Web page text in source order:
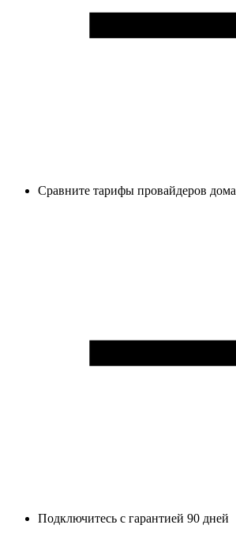
Сравните тарифы провайдеров дома
Подключитесь с гарантией 90 дней